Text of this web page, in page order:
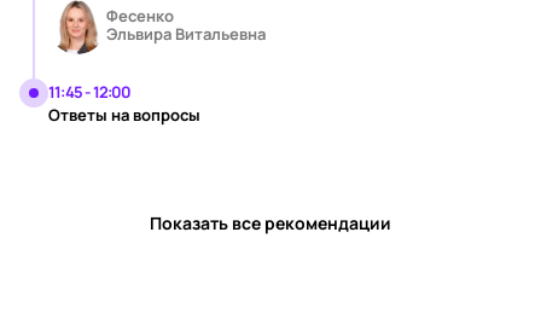
Фесенко
Эльвира Витальевна
11:45 - 12:00
Ответы на вопросы
Показать все рекомендации